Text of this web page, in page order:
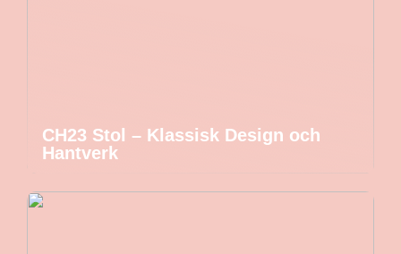
CH23 Stol – Klassisk Design och
Hantverk